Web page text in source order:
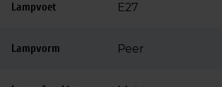
Lampvoet E27
Lampvorm Peer